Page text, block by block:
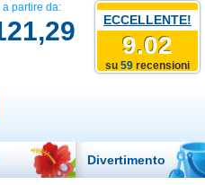
ECCELLENTE!
9.02
su 59 recensioni
a partire da:
Divertimento